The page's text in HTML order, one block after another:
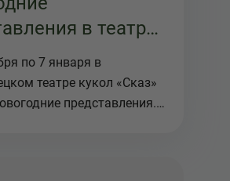
в театре
по 7 января в
театре кукол «Сказ»
представления.